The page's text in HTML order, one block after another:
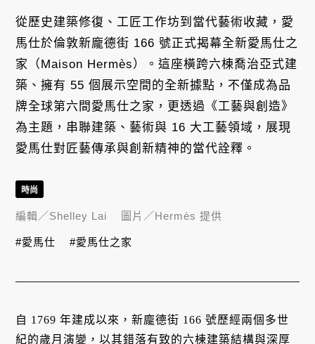
從歷史建築修復、工匠工作坊到當代藝術收藏，愛
馬仕於倫敦新龐德街 166 號正式揭幕全新愛馬仕之
家（Maison Hermès）。這座橫跨六棟喬治亞式建
築、擁有 55 個展示空間的全新據點，不僅成為品
牌全球第六間愛馬仕之家，更透過《工藝與創造》
為主題，串聯建築、藝術與 16 大工藝領域，展現
愛馬仕對匠藝傳承與創新精神的當代詮釋。
自 1769 年建成以來，新龐德街 166 號歷經兩個多世
紀的歲月演變，以其錯落有致的六棟建築結構與深厚
時尚
編輯／Shelley Lai 圖片／Hermès 提供
#愛馬仕 #愛馬仕之家